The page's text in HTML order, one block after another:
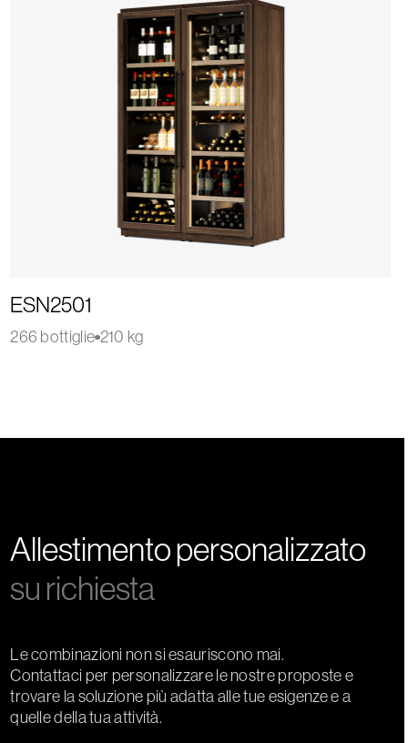
ESN2501
266 bottiglie 210 kg
Allestimento personalizzato
su richiesta
Le combinazioni non si esauriscono mai.
Contattaci per personalizzare le nostre proposte e
trovare la soluzione più adatta alle tue esigenze e a
quelle della tua attività.